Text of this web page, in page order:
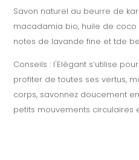
Savon naturel au beurre de
macadamia bio, huile de
notes de lavande fine et tde
Conseils : l'Elégant s’utilise
profiter de toutes ses vertus,
corps, savonnez doucement
petits mouvements circulaires